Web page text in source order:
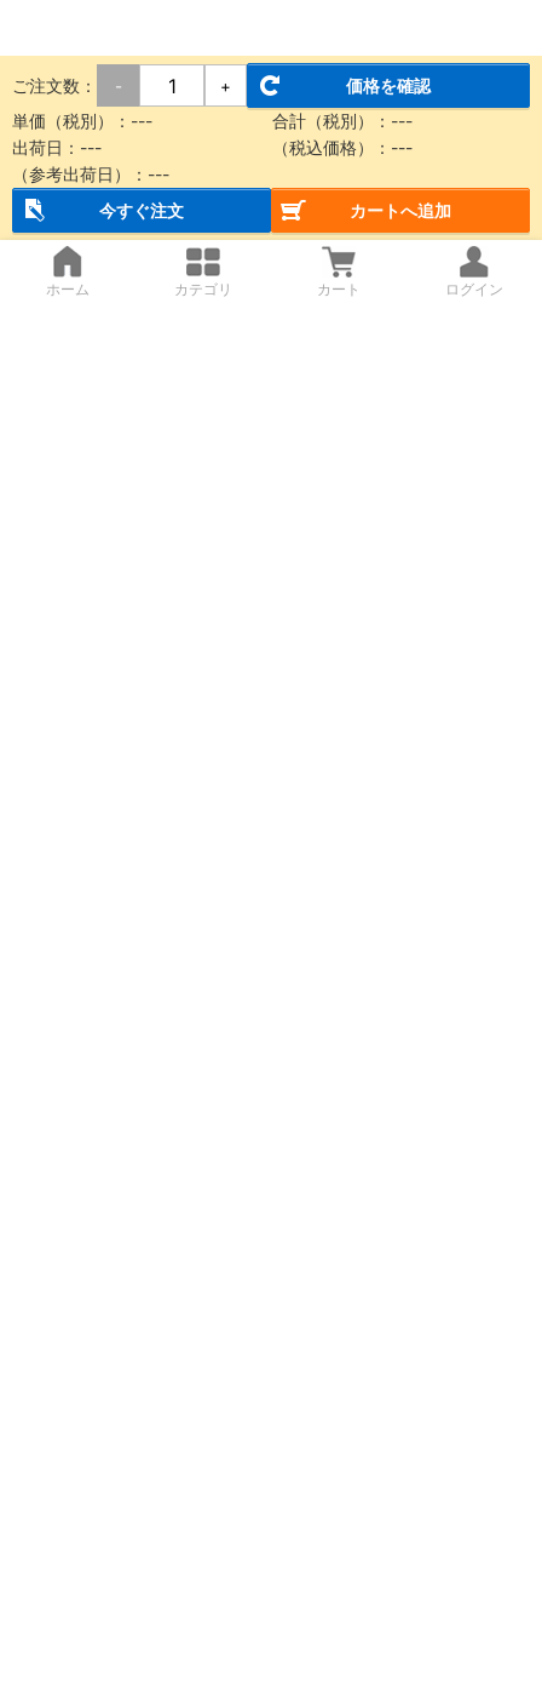
ご注文数： - +
価格を確認
単価（税別）： --- 合計（税別）： ---
出荷日： --- （税込価格）： ---
（参考出荷日）： ---
今すぐ注文
カートへ追加
ホーム カテゴリ カート ログイン